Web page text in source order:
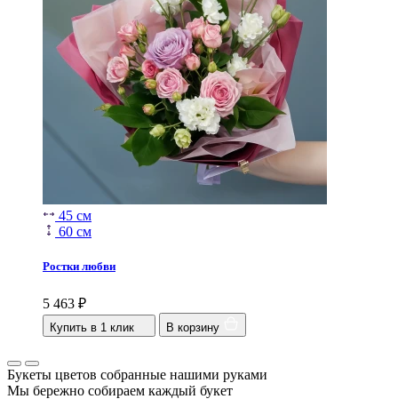
45 см
60 см
Ростки любви
5 463 ₽
Купить в 1 клик В корзину
Букеты цветов собранные нашими руками
Мы бережно собираем каждый букет